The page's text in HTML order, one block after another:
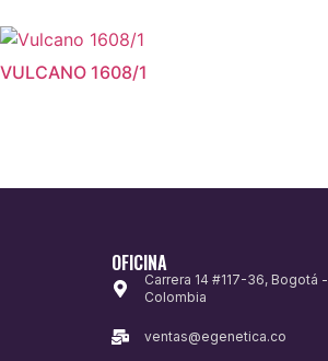
VULCANO 1608/1
OFICINA
Carrera 14 #117-36, Bogotá -
Colombia
ventas@egenetica.co